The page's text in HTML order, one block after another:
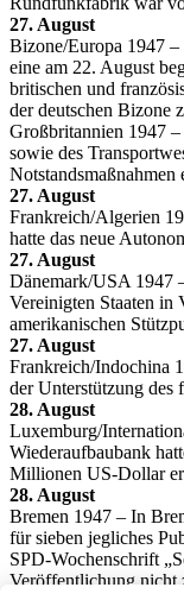
27. August
Bizone/Europa 1947
eine am 22. August
britischen und
der deutschen Bizone
Großbritannien 1947
sowie des
Notstandsmaßnahmen
27. August
Frankreich/Algerien
hatte das neue
27. August
Dänemark/USA 1947
Vereinigten Staaten in
amerikanischen
27. August
Frankreich/Indochina
der Unterstützung des
28. August
Luxemburg/
Wiederaufbaubank
Millionen US-Dollar
28. August
Bremen 1947 – In
für sieben jegliches
SPD-Wochenschrift
Veröffentlichung nicht